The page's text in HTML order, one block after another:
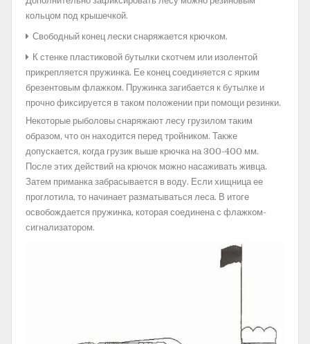
кольцом под крышечкой.
Свободный конец лески снаряжается крючком.
К стенке пластиковой бутылки скотчем или изолентой
прикрепляется пружинка. Ее конец соединяется с ярким
брезентовым флажком. Пружинка загибается к бутылке и
прочно фиксируется в таком положении при помощи резинки.
Некоторые рыболовы снаряжают лесу грузилом таким
образом, что он находится перед тройником. Также
допускается, когда грузик выше крючка на 300-400 мм.
После этих действий на крючок можно насаживать живца.
Затем приманка забрасывается в воду. Если хищница ее
проглотила, то начинает разматываться леса. В итоге
освобождается пружинка, которая соединена с флажком-
сигнализатором.